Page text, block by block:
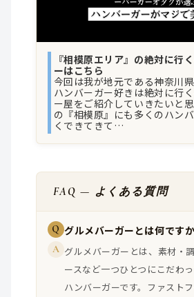
『相模原エリア』の絶対に行
ーはこちら
今回は我が地元である神奈川
ハンバーガー好きは絶対に行
ー屋をご紹介していきたいと
の『相模原』にも多くのハン
くできてきて…
FAQ — よくある質問
Q グルメバーガーとは何です
A グルメバーガーとは、素材・
ースなど一つひとつにこだわ
ハンバーガーです。ファストフ